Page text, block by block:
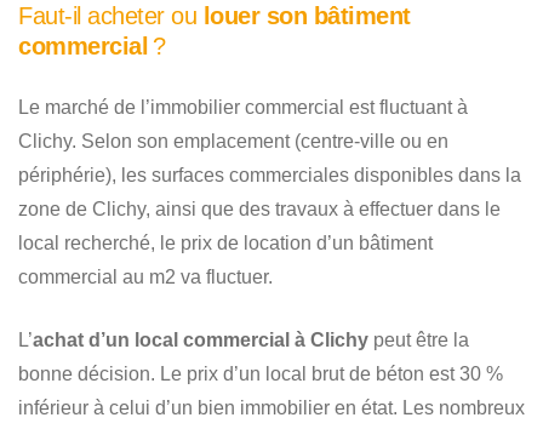
Faut-il acheter ou louer son bâtiment
commercial ?
Le marché de l’immobilier commercial est fluctuant à
Clichy. Selon son emplacement (centre-ville ou en
périphérie), les surfaces commerciales disponibles dans la
zone de Clichy, ainsi que des travaux à effectuer dans le
local recherché, le prix de location d’un bâtiment
commercial au m2 va fluctuer.
L’achat d’un local commercial à Clichy peut être la
bonne décision. Le prix d’un local brut de béton est 30 %
inférieur à celui d’un bien immobilier en état. Les nombreux